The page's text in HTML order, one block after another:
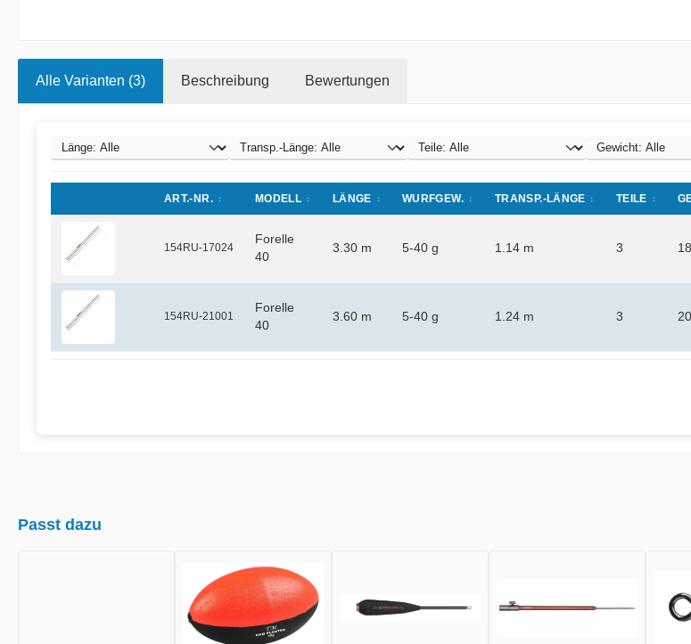
Alle Varianten (3) Beschreibung Bewertungen
ART.-NR. MODELL LÄNGE WURFGEW. TRANSP.-LÄNGE TEILE
154RU-17024
Forelle
40
3.30 m 5-40 g 1.14 m 3
154RU-21001
Forelle
40
3.60 m 5-40 g 1.24 m 3
Passt dazu